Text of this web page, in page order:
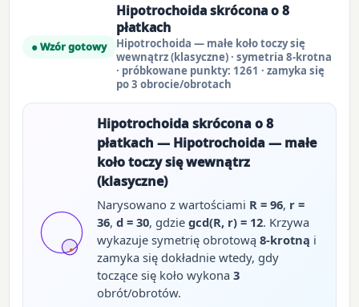
● Wzór gotowy
Hipotrochoida skrócona o 8
płatkach
Hipotrochoida — małe koło toczy się
wewnątrz (klasyczne) · symetria 8-krotna
· próbkowane punkty: 1261 · zamyka się
po 3 obrocie/obrotach
Hipotrochoida skrócona o 8
płatkach — Hipotrochoida — małe
koło toczy się wewnątrz
(klasyczne)
Narysowano z wartościami R = 96, r =
36,d = 30, gdziegcd(R, r) = 12. Krzywa
wykazuje symetrię obrotową8-krotną i
zamyka się dokładnie wtedy, gdy
toczące się koło wykona3
obrót/obrotów.